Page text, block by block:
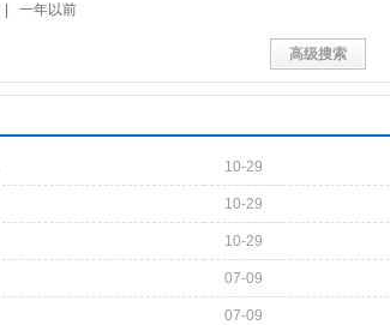
一年以前
高级搜索
10-29
10-29
10-29
07-09
07-09